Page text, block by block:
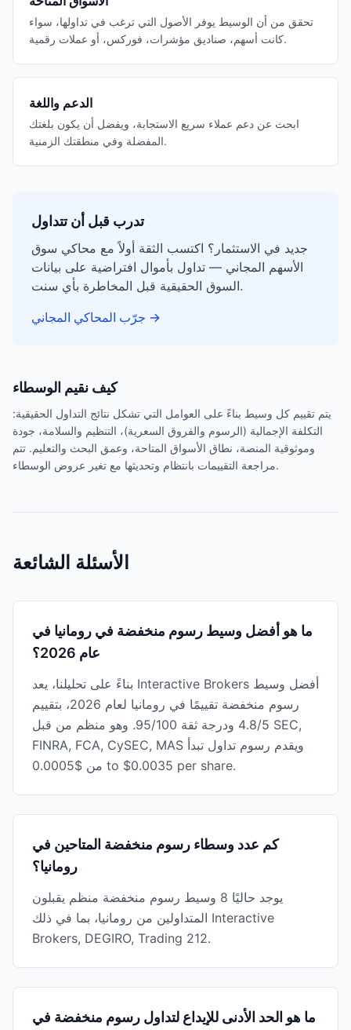
تحقق من أن الوسيط يوفر الأصول التي ترغب في تداولها، سواء
كانت أسهم، صناديق مؤشرات، فوركس، أو عملات رقمية.
الدعم واللغة
ابحث عن دعم عملاء سريع الاستجابة، ويفضل أن يكون بلغتك
المفضلة وفي منطقتك الزمنية.
تدرب قبل أن تتداول
جديد في الاستثمار؟ اكتسب الثقة أولاً مع محاكي سوق
الأسهم المجاني — تداول بأموال افتراضية على بيانات
السوق الحقيقية قبل المخاطرة بأي سنت.
جرّب المحاكي المجاني →
كيف نقيم الوسطاء
يتم تقييم كل وسيط بناءً على العوامل التي تشكل نتائج التداول الحقيقية:
التكلفة الإجمالية (الرسوم والفروق السعرية)، التنظيم والسلامة، جودة
وموثوقية المنصة، نطاق الأسواق المتاحة، وعمق البحث والتعليم. تتم
مراجعة التقييمات بانتظام وتحديثها مع تغير عروض الوسطاء.
الأسئلة الشائعة
ما هو أفضل وسيط رسوم منخفضة في رومانيا في
عام 2026؟
بناءً على تحليلنا، يعد Interactive Brokers أفضل وسيط
رسوم منخفضة تقييمًا في رومانيا لعام 2026، بتقييم
4.8/5 ودرجة ثقة 95/100. وهو منظم من قبل SEC,
FINRA, FCA, CySEC, MAS ويقدم رسوم تداول تبدأ
من $0.0005 to $0.0035 per share.
كم عدد وسطاء رسوم منخفضة المتاحين في
رومانيا؟
يوجد حاليًا 8 وسيط رسوم منخفضة منظم يقبلون
المتداولين من رومانيا، بما في ذلك Interactive
Brokers, DEGIRO, Trading 212.
ما هو الحد الأدنى للإيداع لتداول رسوم منخفضة في